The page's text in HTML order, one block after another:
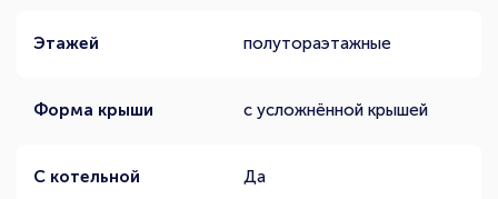
Этажей полутораэтажные
Форма крыши с усложнённой крышей
С котельной Да